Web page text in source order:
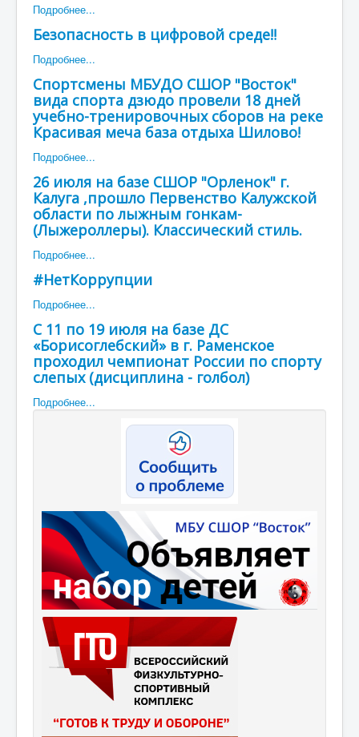
данных
Подробнее...
Безопасность в цифровой среде‼
Подробнее...
Спортсмены МБУДО СШОР "Восток"
вида спорта дзюдо провели 18 дней
учебно-тренировочных сборов на реке
Красивая меча база отдыха Шилово!
Подробнее...
26 июля на базе СШОР "Орленок" г.
Калуга ,прошло Первенство Калужской
области по лыжным гонкам-
(Лыжероллеры). Классический стиль.
Подробнее...
#НетКоррупции
Подробнее...
С 11 по 19 июля на базе ДС
«Борисоглебский» в г. Раменское
проходил чемпионат России по спорту
слепых (дисциплина - голбол)
Подробнее...